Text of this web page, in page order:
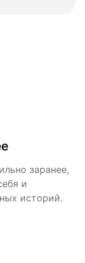
заранее,
и
историй.